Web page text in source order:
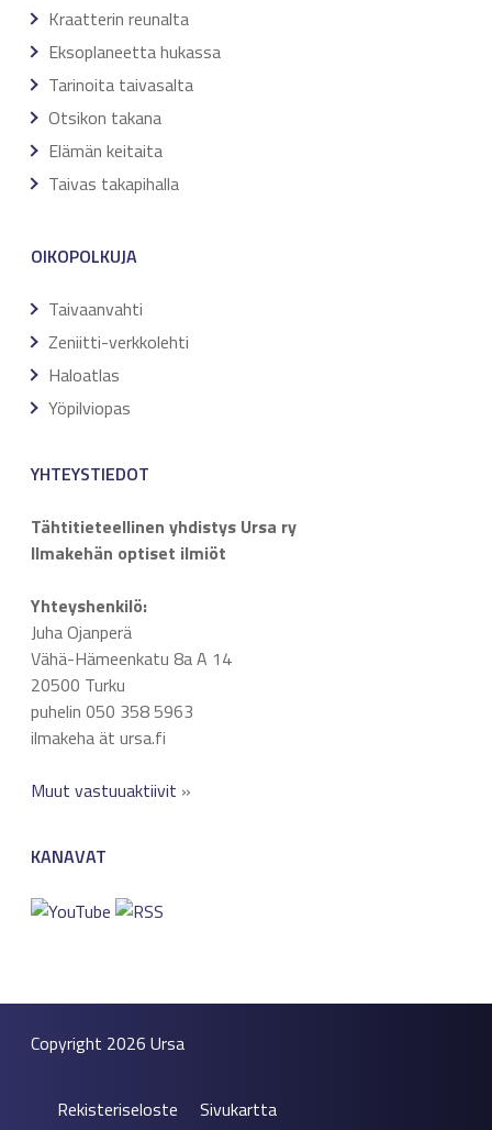
Kraatterin reunalta
Eksoplaneetta hukassa
Tarinoita taivasalta
Otsikon takana
Elämän keitaita
Taivas takapihalla
OIKOPOLKUJA
Taivaanvahti
Zeniitti-verkkolehti
Haloatlas
Yöpilviopas
YHTEYSTIEDOT
Tähtitieteellinen yhdistys Ursa ry
Ilmakehän optiset ilmiöt
Yhteyshenkilö:
Juha Ojanperä
Vähä-Hämeenkatu 8a A 14
20500 Turku
puhelin 050 358 5963
ilmakeha ät ursa.fi
Muut vastuuaktiivit »
KANAVAT
Copyright 2026 Ursa
Rekisteriseloste Sivukartta